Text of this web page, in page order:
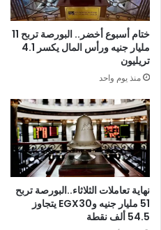
ختام أسبوع أخضر.. البورصة تربح 11
مليار جنيه ورأس المال يكسر 4.1
تريليون
منذ يوم واحد
نهاية تعاملات الثلاثاء..البورصة تربح
51 مليار جنيه وEGX30 يتجاوز
54.5 ألف نقطة